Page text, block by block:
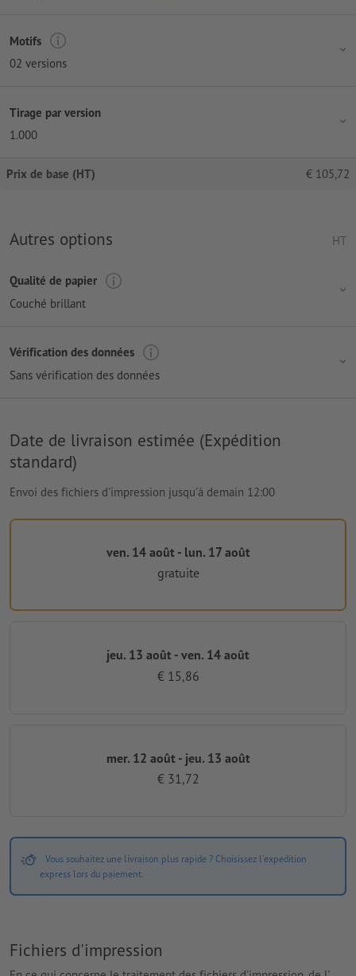
Motifs
02 versions
Tirage par version
1.000
Prix de base (HT) € 105,72
Autres options HT
Qualité de papier
Couché brillant
Vérification des données
Sans vérification des données
Date de livraison estimée (Expédition
standard)
Envoi des fichiers d'impression jusqu'à demain 12:00
ven. 14 août - lun. 17 août
gratuite
jeu. 13 août - ven. 14 août
€ 15,86
mer. 12 août - jeu. 13 août
€ 31,72
Vous souhaitez une livraison plus rapide ? Choisissez l'expédition
express lors du paiement.
Fichiers d'impression